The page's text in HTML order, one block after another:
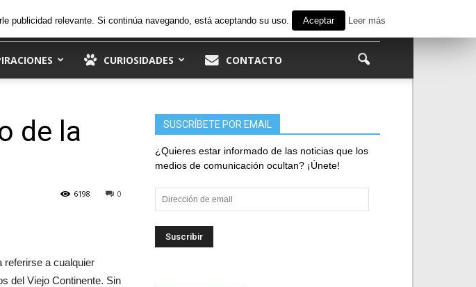
agosto de 2026 Ingresar
CURIOSIDADES CONTACTO
de la
0
6198
referirse a cualquier
del Viejo Continente. Sin
SUSCRÍBETE POR EMAIL
¿Quieres estar informado de las noticias que los
medios de comunicación ocultan? ¡Únete!
Dirección
de
email
publicidad relevante. Si continúa navegando, está aceptando su uso. Aceptar Leer más